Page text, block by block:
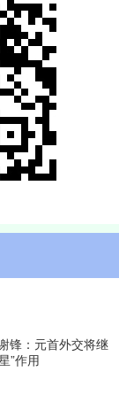
锋：元首外交将继
”作用